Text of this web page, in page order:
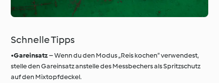
Schnelle Tipps
•Gareinsatz– Wenn du den Modus „Reis kochen“ verwendest,
stelle den Gareinsatz anstelle des Messbechers als Spritzschutz
auf den Mixtopfdeckel.